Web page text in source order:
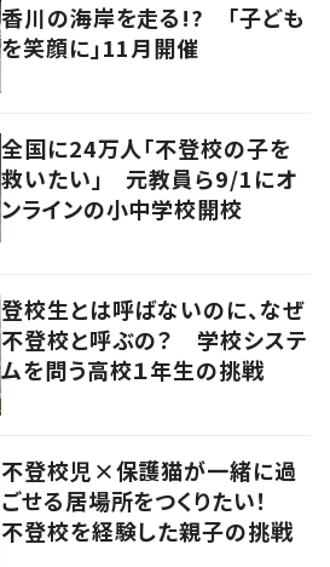
香川の海岸を走る!? 「子ども
を笑顔に」11月開催
全国に24万人「不登校の子を
救いたい」 元教員ら9/1にオ
ンラインの小中学校開校
登校生とは呼ばないのに、なぜ
不登校と呼ぶの？ 学校システ
ムを問う高校１年生の挑戦
不登校児×保護猫が一緒に過
ごせる居場所をつくりたい！
不登校を経験した親子の挑戦